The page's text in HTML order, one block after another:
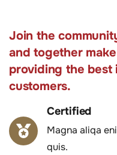
Join the
and together
providing the best
customers.
Certified
Magna aliqa
quis.